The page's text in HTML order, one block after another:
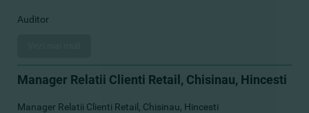
Auditor
Manager Relatii Clienti Retail, Chisinau, Hincesti
Manager Relatii Clienti Retail, Chisinau, Hincesti